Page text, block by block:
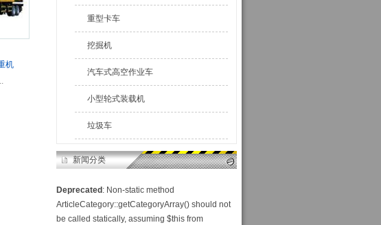
机
重型卡车
挖掘机
汽车式高空作业车
小型轮式装载机
垃圾车
新闻分类
Deprecated : Non-static method
ArticleCategory::getCategoryArray() should not
be called statically, assuming $this from